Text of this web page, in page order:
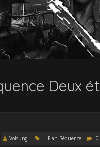
Deux
Volsung Plan Séquence 0